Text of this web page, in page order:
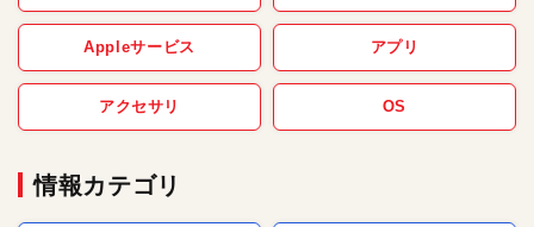
Appleサービス アプリ
アクセサリ OS
情報カテゴリ